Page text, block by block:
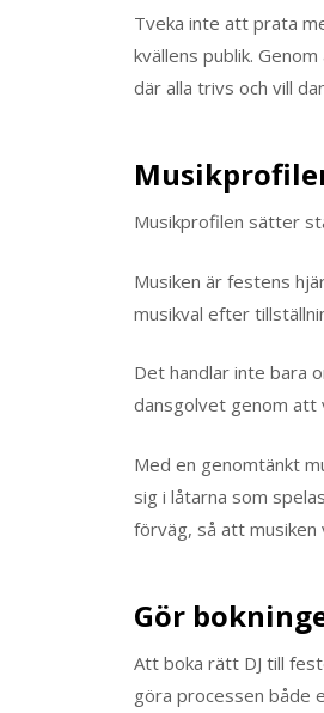
Tveka inte att prata
kvällens publik.
där alla trivs och vill
Musikprofilen sätter
Musiken är festens
musikval efter
Det handlar inte bara
dansgolvet genom att
Med en genomtänkt
sig i låtarna som
förväg, så att musiken
Gör
Att boka rätt DJ till
göra processen både